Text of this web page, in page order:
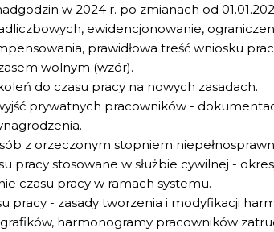
w 2024 r. po zmianach od
ewidencjonowanie,
prawidłowa treść wniosku
wolnym (wzór).
do czasu pracy na nowych zasadach.
prywatnych pracowników -
z orzeczonym stopniem
pracy stosowane w służbie cywilnej -
czasu pracy w ramach systemu.
pracy - zasady tworzenia i modyfikacji
harmonogramy pracowników